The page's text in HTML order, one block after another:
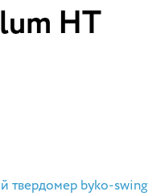
HT
твердомер byko-swing